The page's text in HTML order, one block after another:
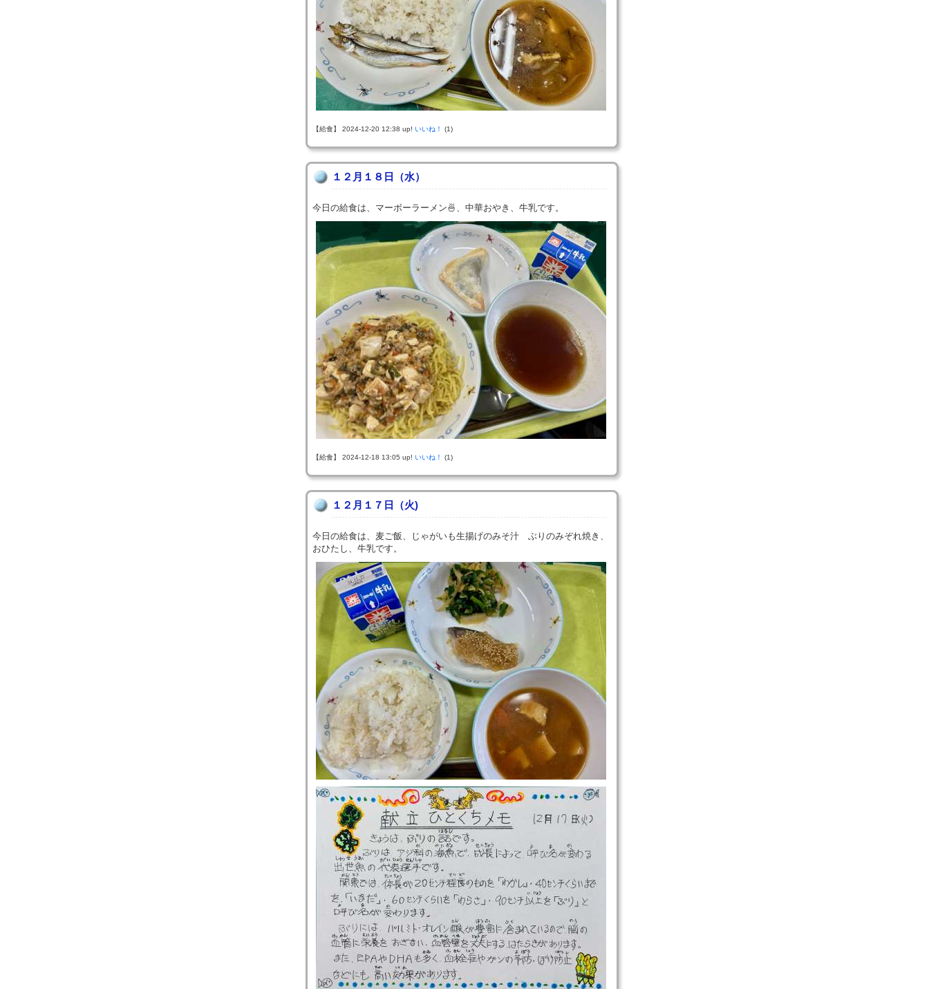
【給食】 2024-12-20 12:38 up! いいね！ (1)
１２月１８日（水）
今日の給食は、マーボーラーメン🍜、中華おやき、牛乳です。
【給食】 2024-12-18 13:05 up! いいね！ (1)
１２月１７日（火)
今日の給食は、麦ご飯、じゃがいも生揚げのみそ汁 ぶりのみぞれ焼き、
おひたし、牛乳です。